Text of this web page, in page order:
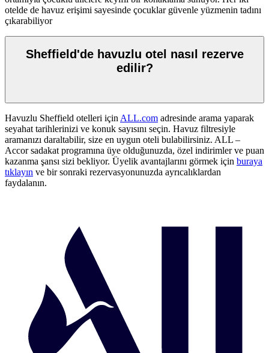
otelde de havuz erişimi sayesinde çocuklar güvenle yüzmenin tadını
çıkarabiliyor
Sheffield'de havuzlu otel nasıl rezerve
edilir?
Havuzlu Sheffield otelleri için ALL.com adresinde arama yaparak
seyahat tarihlerinizi ve konuk sayısını seçin. Havuz filtresiyle
aramanızı daraltabilir, size en uygun oteli bulabilirsiniz. ALL –
Accor sadakat programına üye olduğunuzda, özel indirimler ve puan
kazanma şansı sizi bekliyor. Üyelik avantajlarını görmek için buraya
tıklayın ve bir sonraki rezervasyonunuzda ayrıcalıklardan
faydalanın.